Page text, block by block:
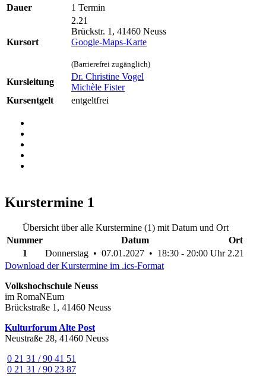
Dauer
1 Termin
Kursort
2.21
Brückstr. 1, 41460 Neuss
Google-Maps-Karte
(Barrierefrei zugänglich)
Kursleitung
Dr. Christine Vogel
Michèle Fister
Kursentgelt
entgeltfrei
Kurstermine 1
Übersicht über alle Kurstermine (1) mit Datum und Ort
Nummer
Datum
Ort
1
Donnerstag • 07.01.2027 • 18:30 - 20:00 Uhr 2.21
Download der Kurstermine im .ics-Format
Volkshochschule Neuss
im RomaNEum
Brückstraße 1, 41460 Neuss
Kulturforum Alte Post
Neustraße 28, 41460 Neuss
0 21 31 / 90 41 51
0 21 31 / 90 23 87